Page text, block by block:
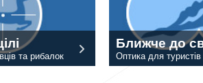
та рибалок
Ближче до
Оптика для туристів